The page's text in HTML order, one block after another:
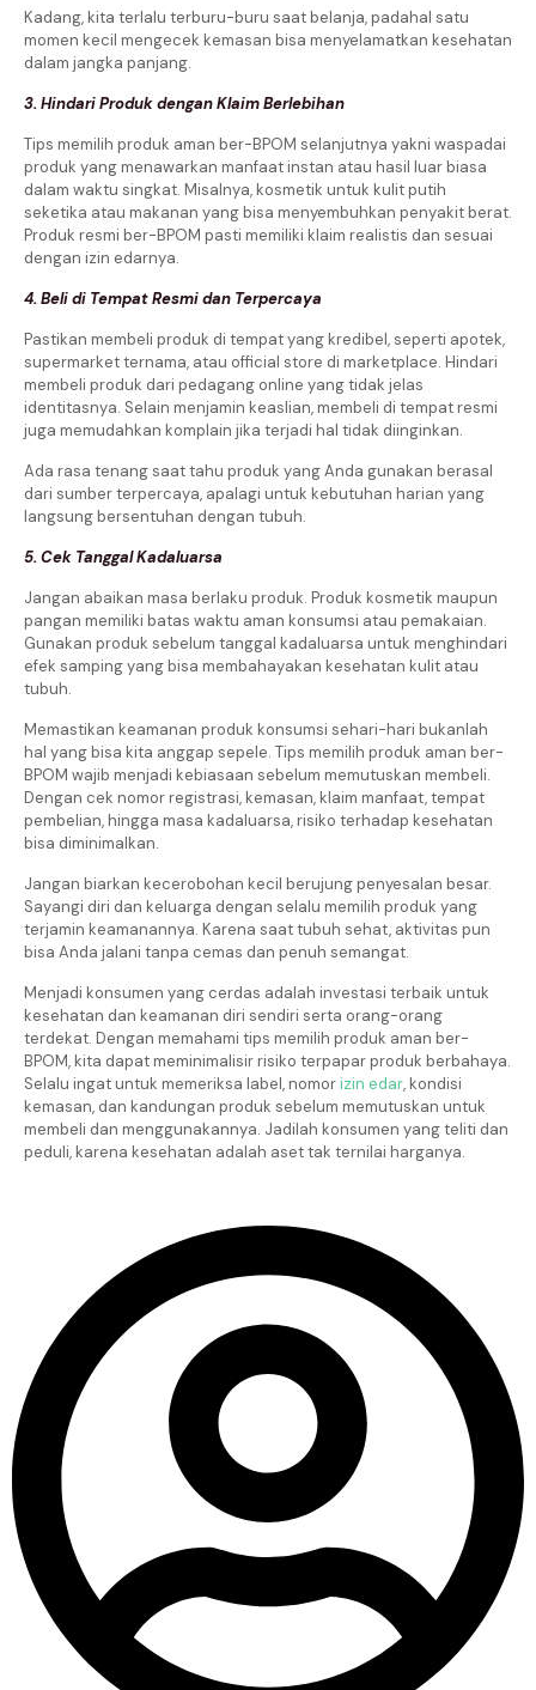
Kadang, kita terlalu terburu-buru saat belanja, padahal satu
momen kecil mengecek kemasan bisa menyelamatkan kesehatan
dalam jangka panjang.
3. Hindari Produk dengan Klaim Berlebihan
Tips memilih produk aman ber-BPOM selanjutnya yakni waspadai
produk yang menawarkan manfaat instan atau hasil luar biasa
dalam waktu singkat. Misalnya, kosmetik untuk kulit putih
seketika atau makanan yang bisa menyembuhkan penyakit berat.
Produk resmi ber-BPOM pasti memiliki klaim realistis dan sesuai
dengan izin edarnya.
4. Beli di Tempat Resmi dan Terpercaya
Pastikan membeli produk di tempat yang kredibel, seperti apotek,
supermarket ternama, atau official store di marketplace. Hindari
membeli produk dari pedagang online yang tidak jelas
identitasnya. Selain menjamin keaslian, membeli di tempat resmi
juga memudahkan komplain jika terjadi hal tidak diinginkan.
Ada rasa tenang saat tahu produk yang Anda gunakan berasal
dari sumber terpercaya, apalagi untuk kebutuhan harian yang
langsung bersentuhan dengan tubuh.
5. Cek Tanggal Kadaluarsa
Jangan abaikan masa berlaku produk. Produk kosmetik maupun
pangan memiliki batas waktu aman konsumsi atau pemakaian.
Gunakan produk sebelum tanggal kadaluarsa untuk menghindari
efek samping yang bisa membahayakan kesehatan kulit atau
tubuh.
Memastikan keamanan produk konsumsi sehari-hari bukanlah
hal yang bisa kita anggap sepele. Tips memilih produk aman ber-
BPOM wajib menjadi kebiasaan sebelum memutuskan membeli.
Dengan cek nomor registrasi, kemasan, klaim manfaat, tempat
pembelian, hingga masa kadaluarsa, risiko terhadap kesehatan
bisa diminimalkan.
Jangan biarkan kecerobohan kecil berujung penyesalan besar.
Sayangi diri dan keluarga dengan selalu memilih produk yang
terjamin keamanannya. Karena saat tubuh sehat, aktivitas pun
bisa Anda jalani tanpa cemas dan penuh semangat.
Menjadi konsumen yang cerdas adalah investasi terbaik untuk
kesehatan dan keamanan diri sendiri serta orang-orang
terdekat. Dengan memahami tips memilih produk aman ber-
BPOM, kita dapat meminimalisir risiko terpapar produk berbahaya.
Selalu ingat untuk memeriksa label, nomorizin edar, kondisi
kemasan, dan kandungan produk sebelum memutuskan untuk
membeli dan menggunakannya. Jadilah konsumen yang teliti dan
peduli, karena kesehatan adalah aset tak ternilai harganya.